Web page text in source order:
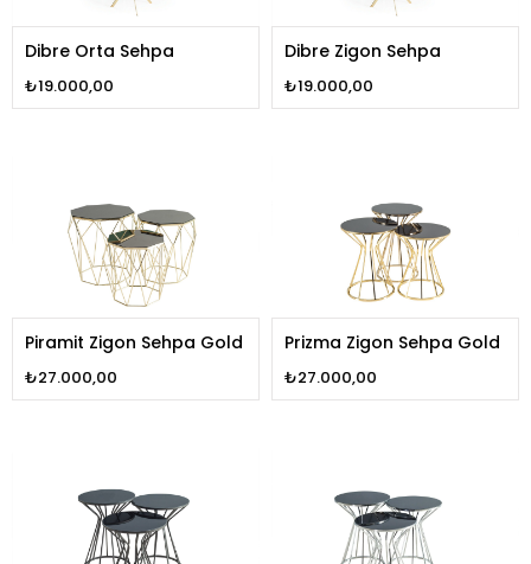
Dibre Orta Sehpa
₺19.000,00
Dibre Zigon Sehpa
₺19.000,00
Piramit Zigon Sehpa Gold
₺27.000,00
Prizma Zigon Sehpa Gold
₺27.000,00